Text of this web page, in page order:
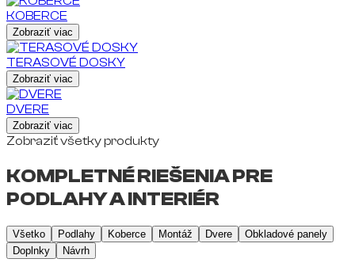
KOBERCE
Zobraziť viac
TERASOVÉ DOSKY
Zobraziť viac
DVERE
Zobraziť viac
Zobraziť všetky produkty
KOMPLETNÉ RIEŠENIA PRE
PODLAHY A INTERIÉR
Všetko Podlahy Koberce Montáž Dvere
Obkladové panely
Doplnky
Návrh